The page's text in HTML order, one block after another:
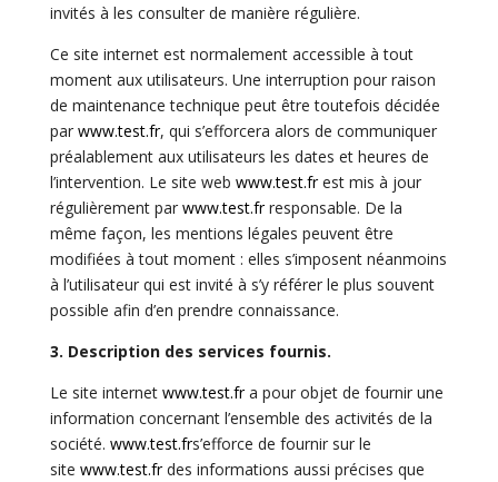
invités à les consulter de manière régulière.
Ce site internet est normalement accessible à tout
moment aux utilisateurs. Une interruption pour raison
de maintenance technique peut être toutefois décidée
par www.test.fr, qui s’efforcera alors de communiquer
préalablement aux utilisateurs les dates et heures de
l’intervention. Le site web www.test.frest mis à jour
régulièrement par www.test.fr responsable. De la
même façon, les mentions légales peuvent être
modifiées à tout moment : elles s’imposent néanmoins
à l’utilisateur qui est invité à s’y référer le plus souvent
possible afin d’en prendre connaissance.
3. Description des services fournis.
Le site internet www.test.fra pour objet de fournir une
information concernant l’ensemble des activités de la
société. www.test.frs’efforce de fournir sur le
site www.test.frdes informations aussi précises que